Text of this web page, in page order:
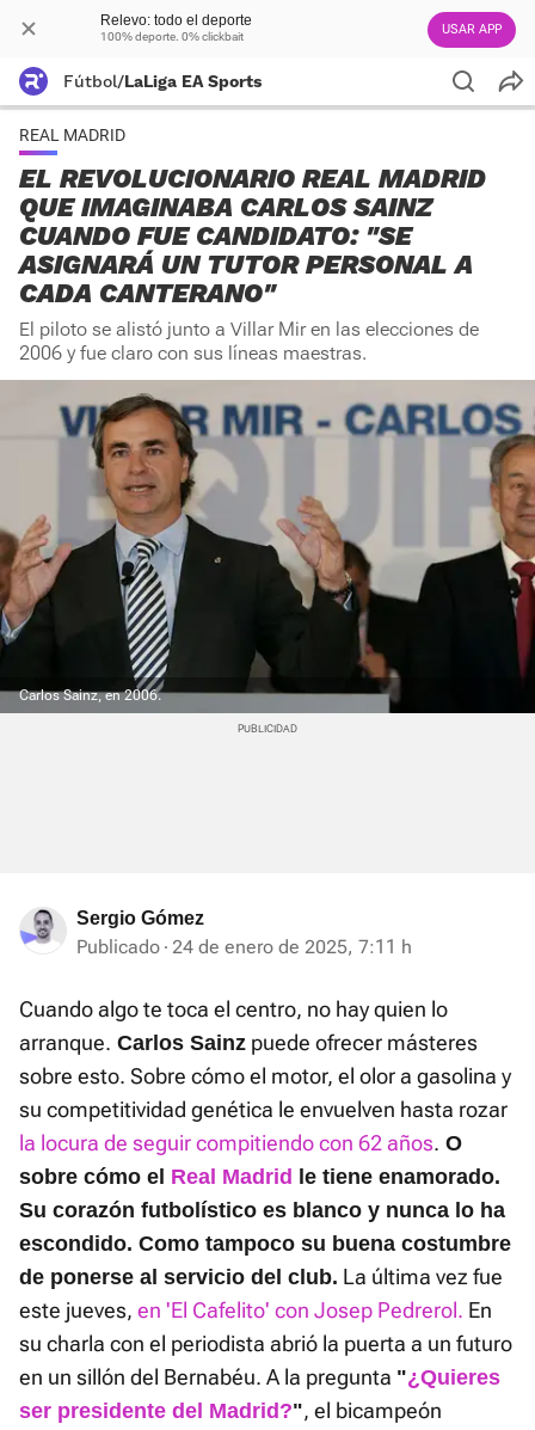
Relevo: todo el deporte
100% deporte. 0% clickbait USAR APP
Fútbol/LaLiga EA Sports
REAL MADRID
EL REVOLUCIONARIO REAL MADRID
QUE IMAGINABA CARLOS SAINZ
CUANDO FUE CANDIDATO: "SE
ASIGNARÁ UN TUTOR PERSONAL A
CADA CANTERANO"
El piloto se alistó junto a Villar Mir en las elecciones de
2006 y fue claro con sus líneas maestras.
Carlos Sainz, en 2006.
Sergio Gómez
Publicado 24 de enero de 2025, 7:11 h
Cuando algo te toca el centro, no hay quien lo
arranque. Carlos Sainz puede ofrecer másteres
sobre esto. Sobre cómo el motor, el olor a gasolina y
su competitividad genética le envuelven hasta rozar
la locura de seguir compitiendo con 62 años. O
sobre cómo el Real Madrid
le tiene enamorado.
Su corazón futbolístico es blanco y nunca lo ha
escondido. Como tampoco su buena costumbre
de ponerse al servicio del club. La última vez fue
este jueves, en 'El Cafelito' con Josep Pedrerol. En
su charla con el periodista abrió la puerta a un futuro
en un sillón del Bernabéu. A la pregunta "¿Quieres
ser presidente del Madrid?", el bicampeón